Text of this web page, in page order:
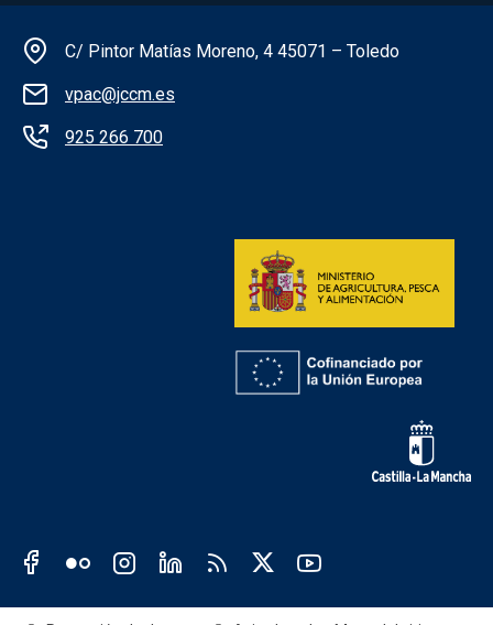
Información de la institución
C/ Pintor Matías Moreno, 4 45071 – Toledo
vpac@jccm.es
925 266 700
Redes sociales JCCM